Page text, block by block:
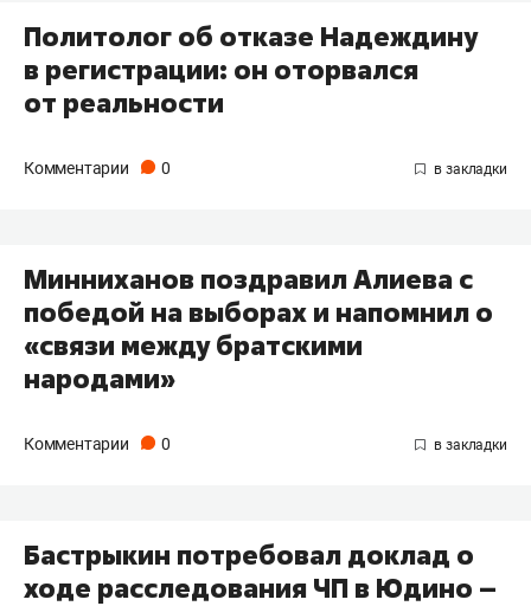
Политолог об отказе Надеждину
в регистрации: он оторвался
от реальности
Комментарии 0
Минниханов поздравил Алиева с
победой на выборах и напомнил о
«связи между братскими
народами»
Комментарии 0
Бастрыкин потребовал доклад о
ходе расследования ЧП в Юдино –